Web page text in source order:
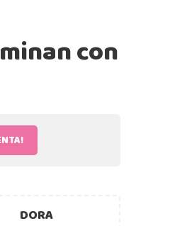
con
DORA